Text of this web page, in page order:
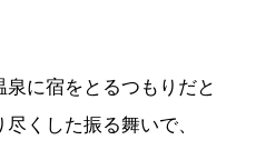
に宿をとるつもりだと
くした振る舞いで、